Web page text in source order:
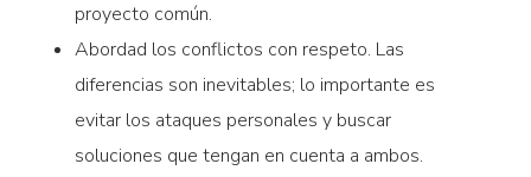
proyecto común.
Abordad los conflictos con respeto. Las
diferencias son inevitables; lo importante es
evitar los ataques personales y buscar
soluciones que tengan en cuenta a ambos.